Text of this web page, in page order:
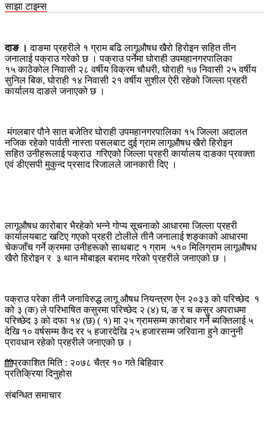
साझा टाइम्स
दाङ । दाङमा प्रहरीले १ ग्राम बढि लागूऔषध खैरो हिरोइन सहित तीन
जनालाई पक्राउ गरेको छ । पक्राउ पर्नेमा घोराही उपमहानगरपालिका
१५ काठेकोल निवासी २८ वर्षीय विक्रम चौधरी, घोराही १७ निवासी २५ वर्षीय
सुनिल बिक, घोराही १४ निवासी २१ वर्षीय सुशील ऐरी रहेको जिल्ला प्रहरी
कार्यालय दाङले जनाएको छ ।
मंगलबार पौने सात बजेतिर घोराही उपमहानगरपालिका १५ जिल्ला अदालत
नजिक रहेको पार्वती नास्ता पसलबाट दुई ग्राम लागूऔषध खैरो हिरोइन
सहित उनीहरूलाई पक्राउ गरिएको जिल्ला प्रहरी कार्यालय दाङका प्रवक्ता
एवं डीएसपी मुकुन्द प्रसाद रिजालले जानकारी दिए ।
लागूऔषध कारोबार भैरहेको भन्ने गोप्य सूचनाको आधारमा जिल्ला प्रहरी
कार्यालयबाट खटिए गएको प्रहरी टोलीले तीनै जनालाई शङ्काको आधारमा
चेकजाँच गर्ने क्रममा उनीहरूको साथबाट १ ग्राम ५१० मिलिग्राम लागूऔषध
खैरो हिरोइन र ३ थान मोबाइल बरामद गरेको प्रहरीले जनाएको छ ।
पक्राउ परेका तीनै जनाविरुद्ध लागू औषध नियन्त्रण ऐन २०३३ को परिच्छेद १
को ३ (क) ले परिभाषित कसुरमा परिच्छेद २ (४) घ, ङ र च कसुर अपराधमा
परिच्छेद ३ को दफा १४ (छ) ( १) मा २५ ग्रामसम्म कारोबार गर्ने ब्यक्तिलाई ५
देखि १० वर्षसम्म कैद रर ५ हजारदेखि २५ हजारसम्म जरिवाना हुने कानुनी
प्रावधान रहेको प्रहरीले जनाएको छ ।
प्रकाशित मिति : २०७८ चैत्र १० गते बिहिवार
प्रतिक्रिया दिनुहोस
संबन्धित समाचार